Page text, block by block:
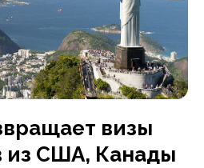
визы
из США, Канады